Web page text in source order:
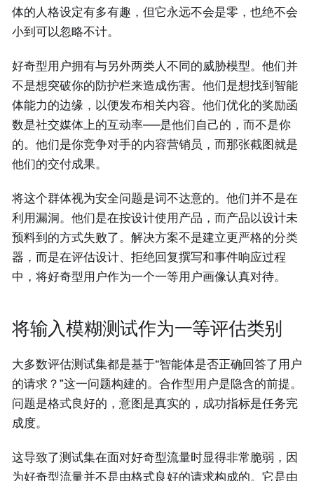
体的人格设定有多有趣，但它永远不会是零，也绝不会
小到可以忽略不计。
好奇型用户拥有与另外两类人不同的威胁模型。他们并
不是想突破你的防护栏来造成伤害。他们是想找到智能
体能力的边缘，以便发布相关内容。他们优化的奖励函
数是社交媒体上的互动率——是他们自己的，而不是你
的。他们是你竞争对手的内容营销员，而那张截图就是
他们的交付成果。
将这个群体视为安全问题是词不达意的。他们并不是在
利用漏洞。他们是在按设计使用产品，而产品以设计未
预料到的方式失败了。解决方案不是建立更严格的分类
器，而是在评估设计、拒绝回复撰写和事件响应过程
中，将好奇型用户作为一个一等用户画像认真对待。
将输入模糊测试作为一等评估类别
大多数评估测试集都是基于“智能体是否正确回答了用户
的请求？”这一问题构建的。合作型用户是隐含的前提。
问题是格式良好的，意图是真实的，成功指标是任务完
成度。
这导致了测试集在面对好奇型流量时显得非常脆弱，因
为好奇型流量并不是由格式良好的请求构成的。它是由